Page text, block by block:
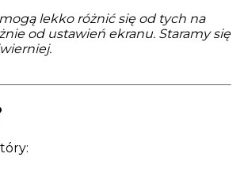
lekko różnić się od tych na
od ustawień ekranu. Staramy się